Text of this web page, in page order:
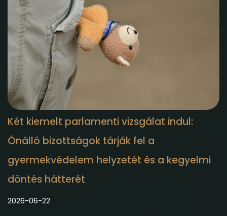
Két kiemelt parlamenti vizsgálat indul:
Önálló bizottságok tárják fel a
gyermekvédelem helyzetét és a kegyelmi
döntés hátterét
2026-06-22